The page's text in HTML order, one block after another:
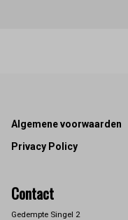
Footer
Algemene voorwaarden
Privacy Policy
Contact
Gedempte Singel 2